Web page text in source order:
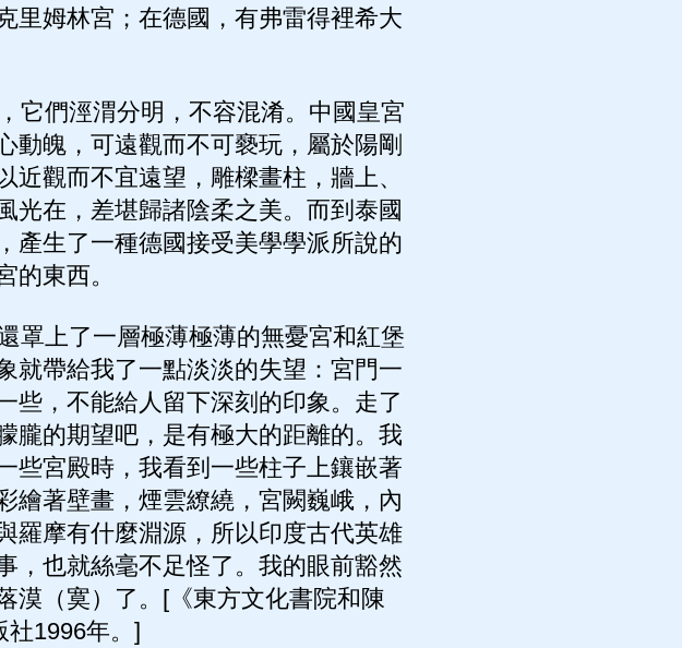
里姆林宮；在德國，有弗雷得裡希大
它們涇渭分明，不容混淆。中國皇宮
動魄，可遠觀而不可褻玩，屬於陽剛
觀而不宜遠望，雕樑畫柱，牆上、
光在，差堪歸諸陰柔之美。而到泰國
產生了一種德國接受美學學派所說的
的東西。
罩上了一層極薄極薄的無憂宮和紅堡
就帶給我了一點淡淡的失望：宮門一
些，不能給人留下深刻的印象。走了
朧的期望吧，是有極大的距離的。我
些宮殿時，我看到一些柱子上鑲嵌著
繪著壁畫，煙雲繚繞，宮闕巍峨，內
羅摩有什麼淵源，所以印度古代英雄
，也就絲毫不足怪了。我的眼前豁然
漠（寞）了。[《東方文化書院和陳
社1996年。]